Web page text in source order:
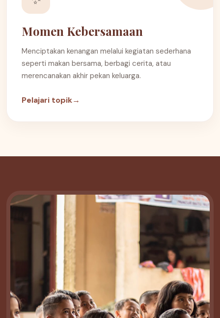
Momen Kebersamaan
Menciptakan kenangan melalui kegiatan sederhana
seperti makan bersama, berbagi cerita, atau
merencanakan akhir pekan keluarga.
Pelajari topik→